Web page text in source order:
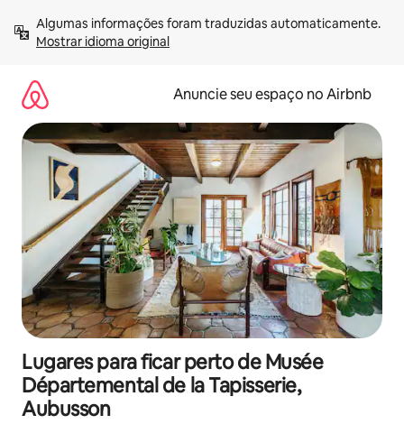
para
Mostrar idioma original
Anuncie seu espaço no Airbnb
Lugares para ficar perto de Musée
Départemental de la Tapisserie,
Aubusson